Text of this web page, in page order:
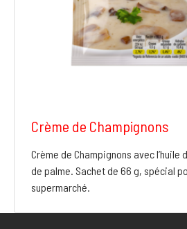
Crème de Champignons
Crème de Champignons avec l’huile
de palme. Sachet de 66 g, spécial
supermarché.